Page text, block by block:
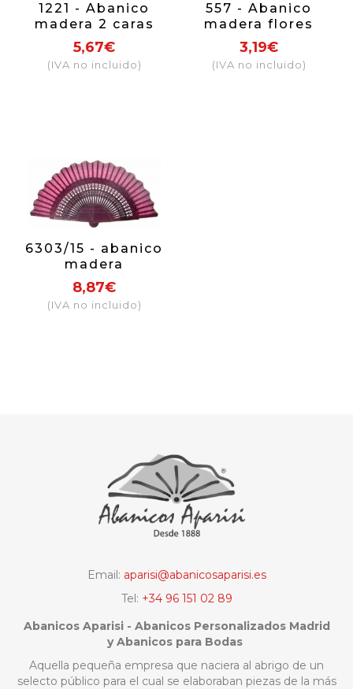
1221 - Abanico
madera 2 caras
flores
5,67€
(IVA no incluido)
557 - Abanico
madera flores
(colores surtidos)
3,19€
(IVA no incluido)
6303/15 - abanico
madera
recortado
pintado a mano
8,87€
(IVA no incluido)
Email: aparisi@abanicosaparisi.es
Tel: +34 96 151 02 89
Abanicos Aparisi - Abanicos Personalizados Madrid
y Abanicos para Bodas
Aquella pequeña empresa que naciera al abrigo de un
selecto público para el cual se elaboraban piezas de la más